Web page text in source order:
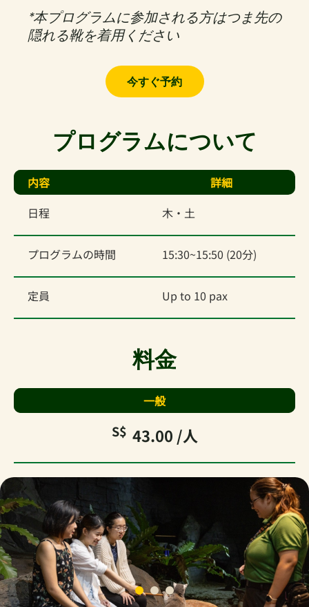
*本プログラムに参加される方はつま先の
隠れる靴を着用ください
今すぐ予約
プログラムについて
内容
詳細
日程
木・土
プログラムの時間 15:30~15:50 (20分)
定員 Up to 10 pax
料金
一般
S$ 43.00 /人